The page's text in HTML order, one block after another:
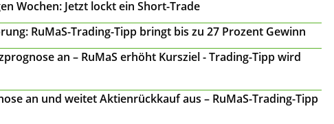
Wochen: Jetzt lockt ein Short-Trade
RuMaS-Trading-Tipp bringt bis zu 27 Prozent Gewinn
an – RuMaS erhöht Kursziel - Trading-Tipp wird
an und weitet Aktienrückkauf aus – RuMaS-Trading-Tipp